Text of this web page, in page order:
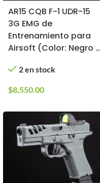
AR15 CQB F-1 UDR-15
3G EMG de
Entrenamiento para
Airsoft (Color: Negro /
2 en stock
$8,550.00